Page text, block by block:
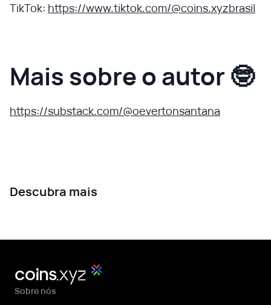
TikTok: https://www.tiktok.com/@coins.xyzbrasil
Mais sobre o autor 🤓
https://substack.com/@oevertonsantana
Descubra mais
Sobre nós